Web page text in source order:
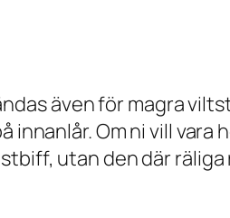
även för magra
Om ni vill vara
utan den där